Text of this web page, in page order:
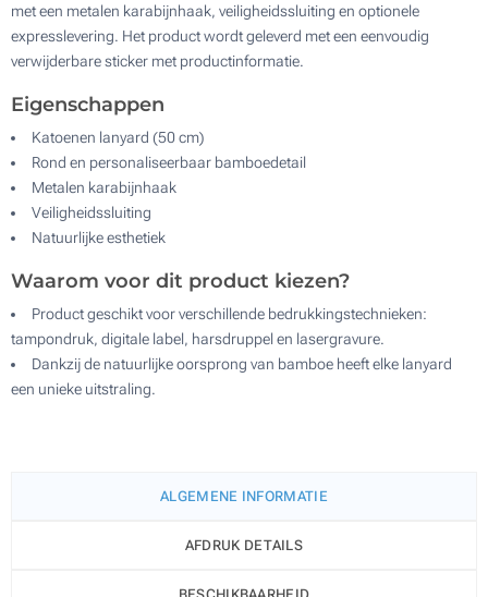
met een metalen karabijnhaak, veiligheidssluiting en optionele
expresslevering. Het product wordt geleverd met een eenvoudig
verwijderbare sticker met productinformatie.
Eigenschappen
Katoenen lanyard (50 cm)
Rond en personaliseerbaar bamboedetail
Metalen karabijnhaak
Veiligheidssluiting
Natuurlijke esthetiek
Waarom voor dit product kiezen?
Product geschikt voor verschillende bedrukkingstechnieken:
tampondruk, digitale label, harsdruppel en lasergravure.
Dankzij de natuurlijke oorsprong van bamboe heeft elke lanyard
een unieke uitstraling.
ALGEMENE INFORMATIE
AFDRUK DETAILS